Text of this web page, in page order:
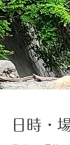
日時・